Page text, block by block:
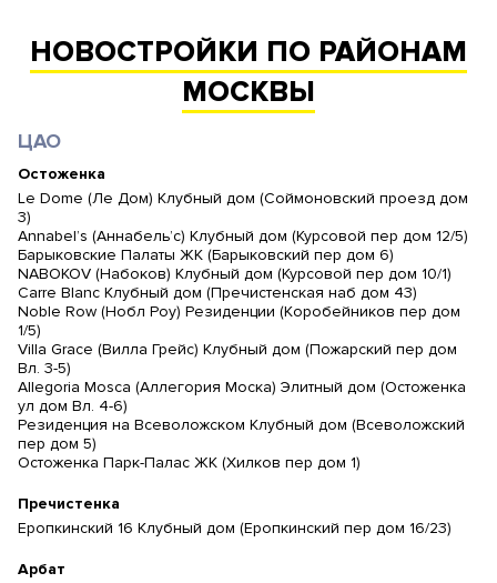
НОВОСТРОЙКИ ПО РАЙОНАМ
МОСКВЫ
ЦАО
Остоженка
Le Dome (Ле Дом) Клубный дом (Соймоновский проезд дом
3)
Annabel’s (Аннабель’с) Клубный дом (Курсовой пер дом 12/5)
Барыковские Палаты ЖК (Барыковский пер дом 6)
NABOKOV (Набоков) Клубный дом (Курсовой пер дом 10/1)
Carre Blanc Клубный дом (Пречистенская наб дом 43)
Noble Row (Нобл Роу) Резиденции (Коробейников пер дом
1/5)
Villa Grace (Вилла Грейс) Клубный дом (Пожарский пер дом
Вл. 3-5)
Allegoria Mosca (Аллегория Моска) Элитный дом (Остоженка
ул дом Вл. 4-6)
Резиденция на Всеволожском Клубный дом (Всеволожский
пер дом 5)
Остоженка Парк-Палас ЖК (Хилков пер дом 1)
Пречистенка
Еропкинский 16 Клубный дом (Еропкинский пер дом 16/23)
Арбат